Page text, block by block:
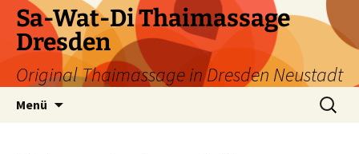
Zum
Inhalt
springen
Sa-Wat-Di Thaimassage
Dresden
Original Thaimassage in Dresden Neustadt
Menü
Suchen
nach: